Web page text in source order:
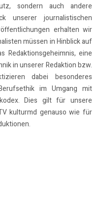
sondern auch andere
unserer journalistischen
erhalten wir
müssen in Hinblick auf
Redaktionsgeheimnis, eine
in unserer Redaktion bzw.
dabei besonderes
im Umgang mit
Dies gilt für unsere
kulturmd genauso wie für